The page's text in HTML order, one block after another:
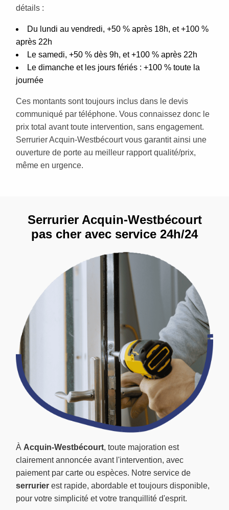
détails :
Du lundi au vendredi, +50 % après 18h, et +100 %
après 22h
Le samedi, +50 % dès 9h, et +100 % après 22h
Le dimanche et les jours fériés : +100 % toute la
journée
Ces montants sont toujours inclus dans le devis
communiqué par téléphone. Vous connaissez donc le
prix total avant toute intervention, sans engagement.
Serrurier Acquin-Westbécourt vous garantit ainsi une
ouverture de porte au meilleur rapport qualité/prix,
même en urgence.
À Acquin-Westbécourt, toute majoration est
clairement annoncée avant l'intervention, avec
paiement par carte ou espèces. Notre service de
serrurier est rapide, abordable et toujours disponible,
pour votre simplicité et votre tranquillité d'esprit.
Serrurier Acquin-Westbécourt
pas cher avec service 24h/24